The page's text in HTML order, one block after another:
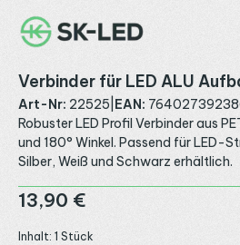
Verbinder für LED ALU
Art-Nr: 22525 EAN:
Robuster LED Profil Verbinder aus
und 180° Winkel. Passend für LED-
Silber, Weiß und Schwarz erhältlich.
Regulärer Preis:
13,90 €
Inhalt: 1 Stück